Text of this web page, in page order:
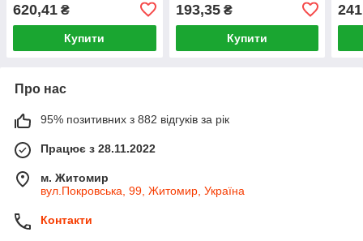
620,41 ₴
Купити
193,35₴
Купити
Про нас
95% позитивних з 882 відгуків за рік
Працює з 28.11.2022
м. Житомир
вул.Покровська, 99, Житомир, Україна
Контакти